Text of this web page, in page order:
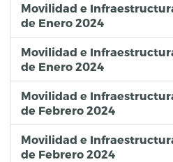
Movilidad e
de Enero 2024
Movilidad e
de Enero 2024
Movilidad e
de Febrero 2024
Movilidad e
de Febrero 2024